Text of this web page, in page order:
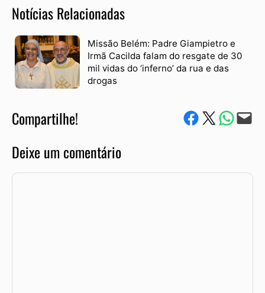
Notícias Relacionadas
Missão Belém: Padre Giampietro e
Irmã Cacilda falam do resgate de 30
mil vidas do ‘inferno’ da rua e das
drogas
Compartilhe! Compartilhe no Facebook
Compartilhe no Twitter
Compartile via
Envie via e-mail
Deixe um comentário
Comentário